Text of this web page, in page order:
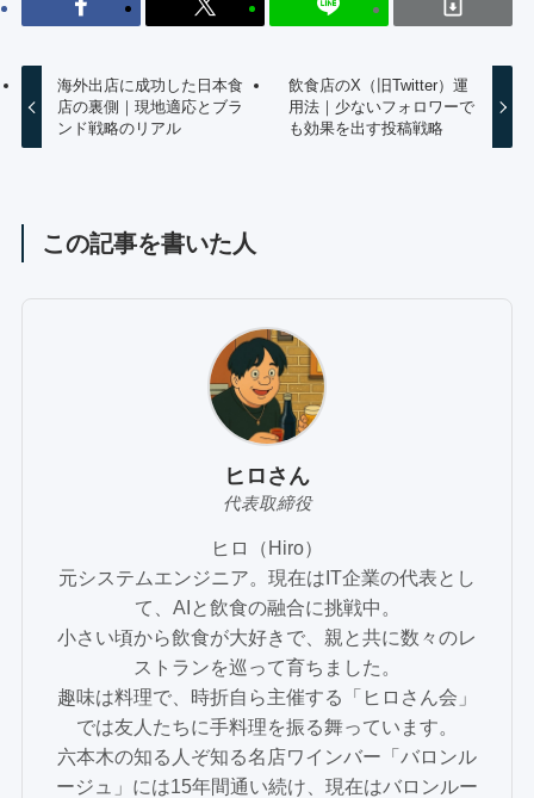
海外出店に成功した日本食
店の裏側｜現地適応とブラ
ンド戦略のリアル
飲食店のX（旧Twitter）運
用法｜少ないフォロワーで
も効果を出す投稿戦略
この記事を書いた人
ヒロさん
代表取締役
ヒロ（Hiro）
元システムエンジニア。現在はIT企業の代表とし
て、AIと飲食の融合に挑戦中。
小さい頃から飲食が大好きで、親と共に数々のレ
ストランを巡って育ちました。
趣味は料理で、時折自ら主催する「ヒロさん会」
では友人たちに手料理を振る舞っています。
六本木の知る人ぞ知る名店ワインバー「バロンル
ージュ」には15年間通い続け、現在はバロンルー